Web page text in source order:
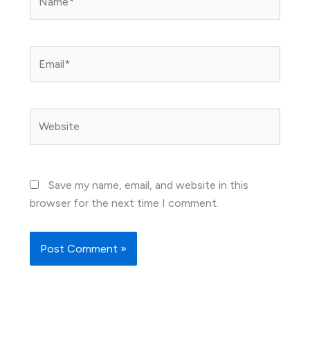
Save my name, email, and website in this
browser for the next time I comment.